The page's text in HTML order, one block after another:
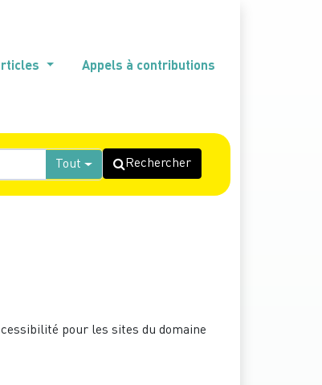
Appels à contributions
Tout Rechercher
pour les sites du domaine